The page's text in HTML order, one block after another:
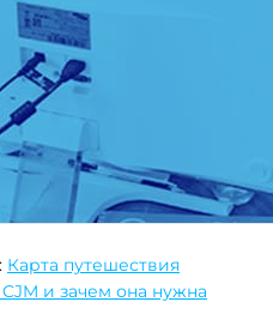
Карта путешествия
и зачем она нужна